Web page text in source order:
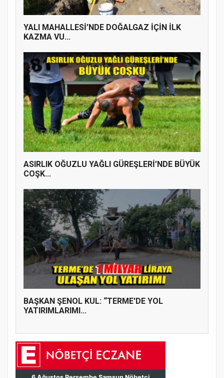
YALI MAHALLESİ’NDE DOĞALGAZ İÇİN İLK
KAZMA VU...
ASIRLIK OĞUZLU YAĞLI GÜREŞLERİ’NDE BÜYÜK
COŞK...
BAŞKAN ŞENOL KUL: “TERME'DE YOL
YATIRIMLARIMI...